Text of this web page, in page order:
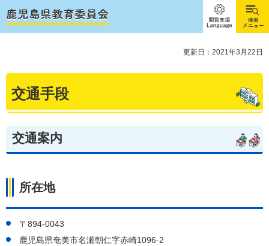
閲覧支
援
Language
検索メ
ニュー
更新日：2021年3月22日
交通手段
交通案内
所在地
〒894-0043
鹿児島県奄美市名瀬朝仁字赤崎1096-2